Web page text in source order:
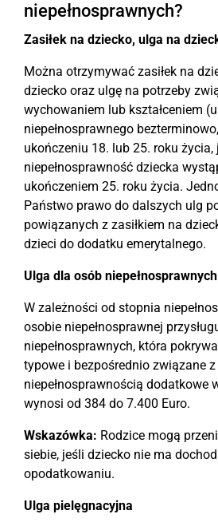
niepełnosprawnych?
Zasiłek na dziecko, ulga na
Można otrzymywać zasiłek na
dziecko oraz ulgę na potrzeby
wychowaniem lub kształceniem
niepełnosprawnego
ukończeniu 18. lub 25. roku życia,
niepełnosprawność dziecka
ukończeniem 25. roku życia.
Państwo prawo do dalszych ulg
powiązanych z zasiłkiem na
dzieci do dodatku emerytalnego.
Ulga dla osób niepełnosprawnych
W zależności od stopnia
osobie niepełnosprawnej
niepełnosprawnych, która
typowe i bezpośrednio związane z
niepełnosprawnością dodatkowe
wynosi od 384 do 7.400 Euro.
Wskazówka: Rodzice mogą
siebie, jeśli dziecko nie ma
opodatkowaniu.
Ulga pielęgnacyjna